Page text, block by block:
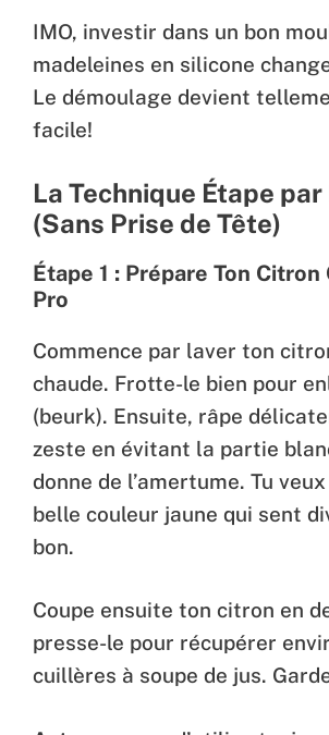
IMO, investir dans un bon
madeleines en silicone
Le démoulage devient
facile!
La Technique Étape par
(Sans Prise de Tête)
Étape 1 : Prépare Ton Citron
Pro
Commence par laver ton
chaude. Frotte-le bien pour
(beurk). Ensuite, râpe
zeste en évitant la partie
donne de l’amertume. Tu
belle couleur jaune qui sent
bon.
Coupe ensuite ton citron en
presse-le pour récupérer
cuillères à soupe de jus.